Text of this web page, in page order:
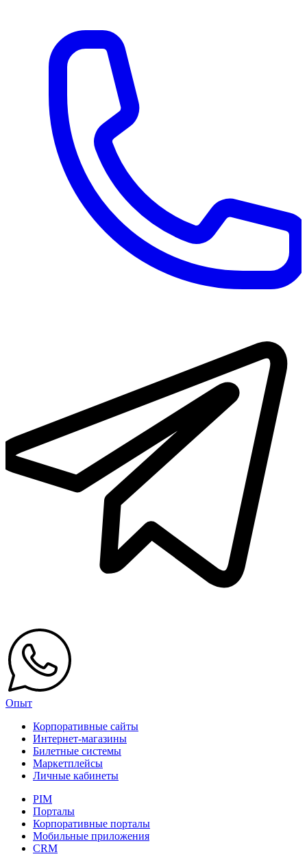
Опыт
Корпоративные сайты
Интернет-магазины
Билетные системы
Маркетплейсы
Личные кабинеты
PIM
Порталы
Корпоративные порталы
Мобильные приложения
CRM